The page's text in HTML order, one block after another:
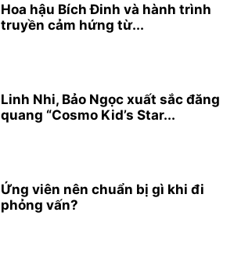
Hoa hậu Bích Đinh và hành trình
truyền cảm hứng từ...
Linh Nhi, Bảo Ngọc xuất sắc đăng
quang “Cosmo Kid’s Star...
Ứng viên nên chuẩn bị gì khi đi
phỏng vấn?